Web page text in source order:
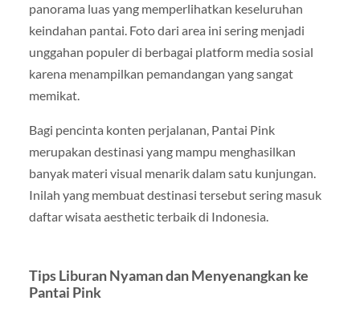
panorama luas yang memperlihatkan keseluruhan
keindahan pantai. Foto dari area ini sering menjadi
unggahan populer di berbagai platform media sosial
karena menampilkan pemandangan yang sangat
memikat.
Bagi pencinta konten perjalanan, Pantai Pink
merupakan destinasi yang mampu menghasilkan
banyak materi visual menarik dalam satu kunjungan.
Inilah yang membuat destinasi tersebut sering masuk
daftar wisata aesthetic terbaik di Indonesia.
Tips Liburan Nyaman dan Menyenangkan ke
Pantai Pink